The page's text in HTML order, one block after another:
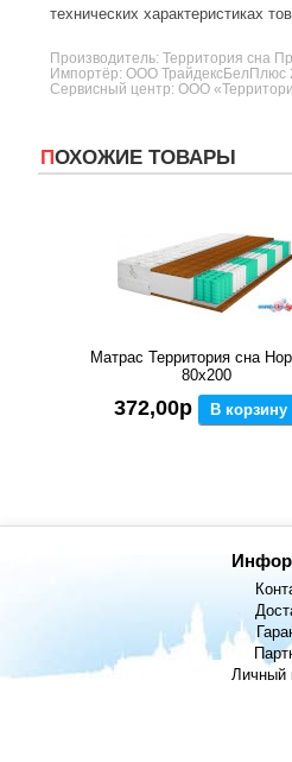
технических характеристиках
Производитель: Территория сна
Импортёр: ООО ТрайдексБелПлюс
Сервисный центр: ООО
ПОХОЖИЕ ТОВАРЫ
Матрас Территория сна
80x200
372,00р В корзину
Личный